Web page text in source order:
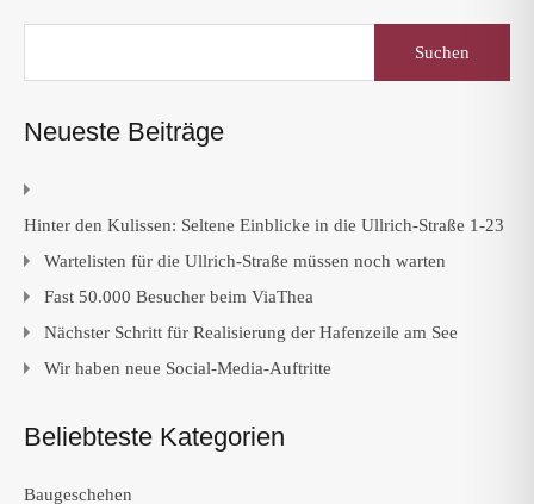
Neueste Beiträge
Hinter den Kulissen: Seltene Einblicke in die Ullrich-Straße 1-23
Wartelisten für die Ullrich-Straße müssen noch warten
Fast 50.000 Besucher beim ViaThea
Nächster Schritt für Realisierung der Hafenzeile am See
Wir haben neue Social-Media-Auftritte
Beliebteste Kategorien
Baugeschehen